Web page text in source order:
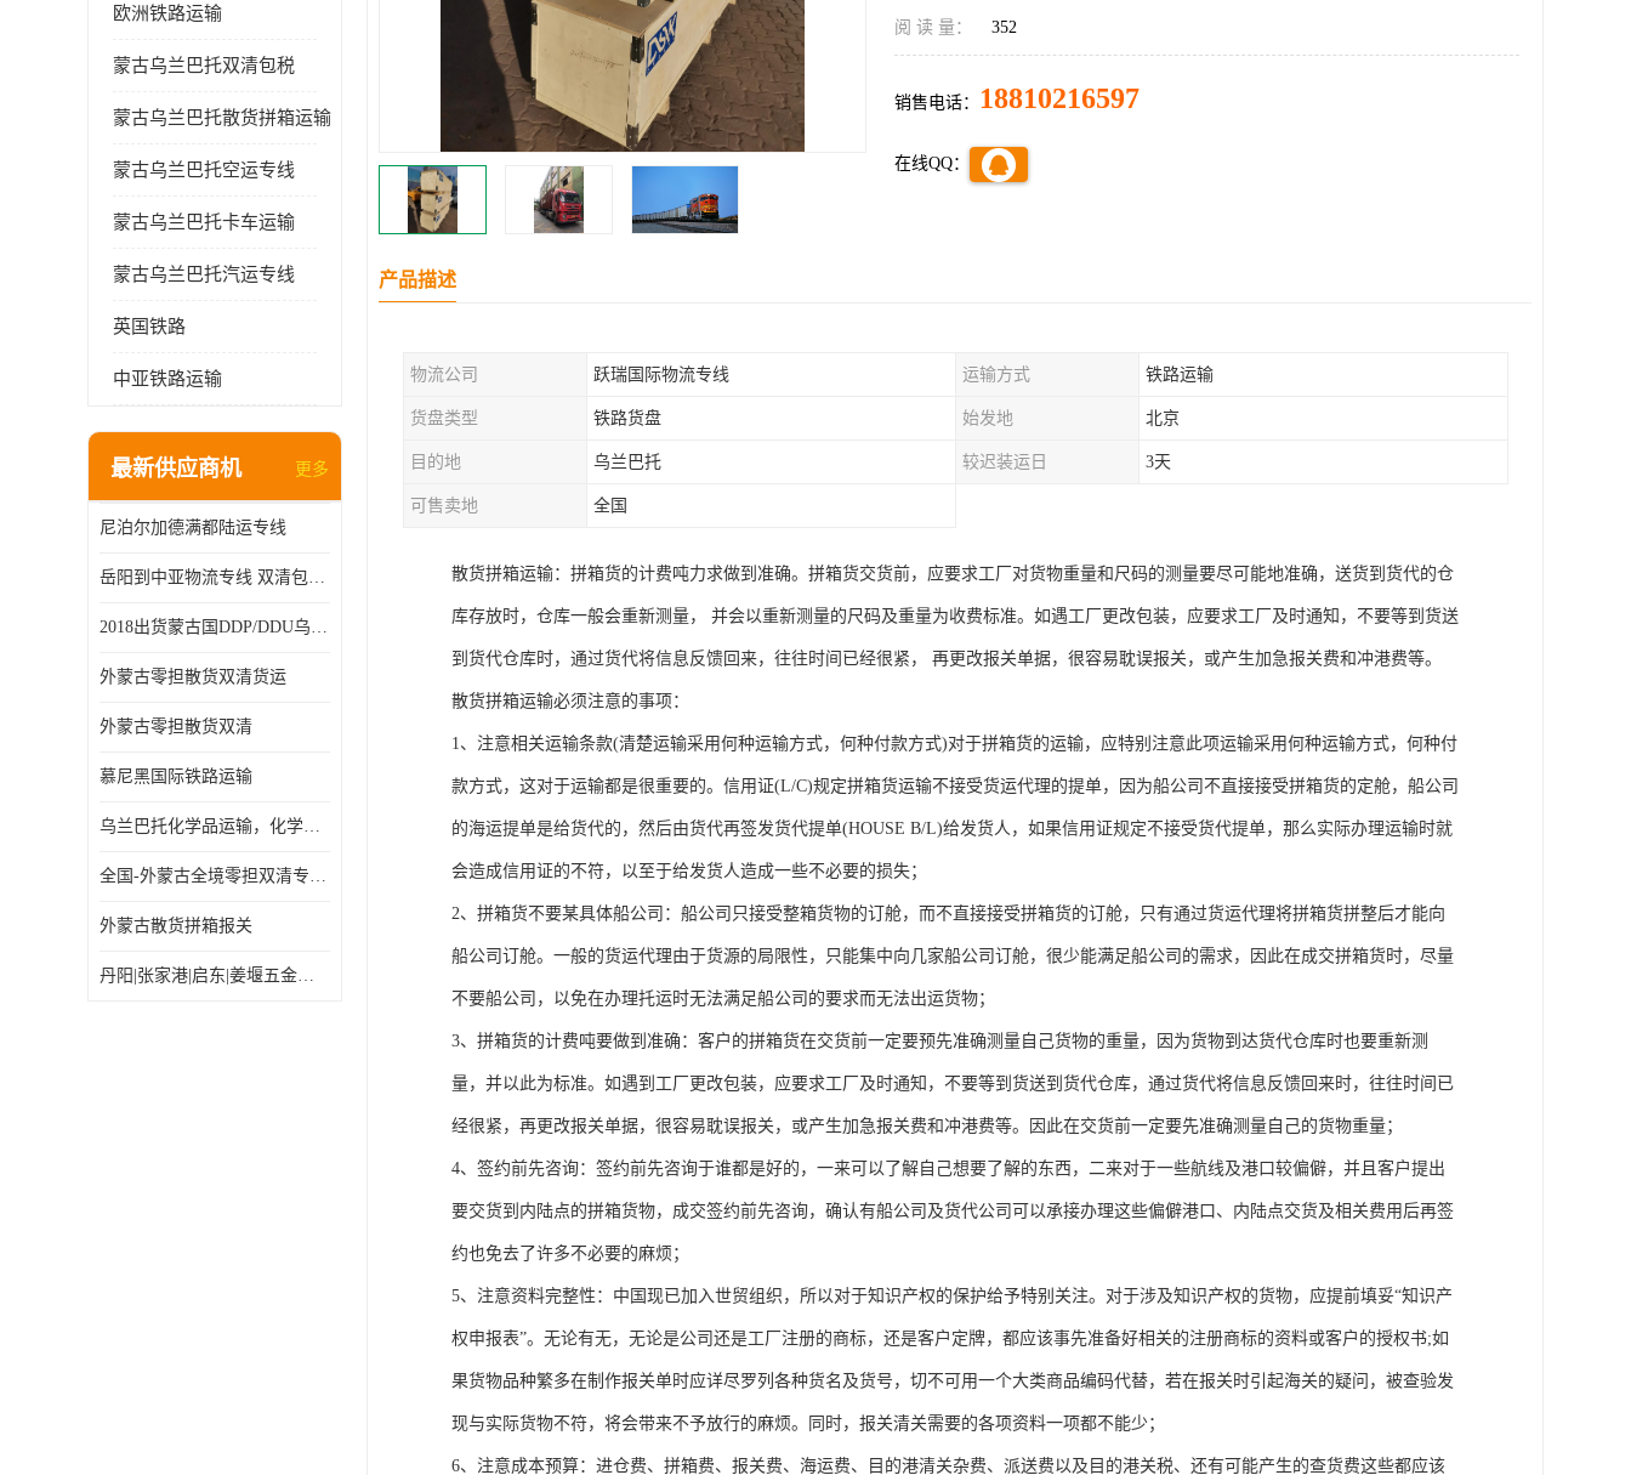
欧洲铁路运输
蒙古乌兰巴托双清包税
蒙古乌兰巴托散货拼箱运输
蒙古乌兰巴托空运专线
蒙古乌兰巴托卡车运输
蒙古乌兰巴托汽运专线
英国铁路
中亚铁路运输
最新供应商机 更多
尼泊尔加德满都陆运专线
岳阳到中亚物流专线 双清包税 一站服务
2018出货蒙古国DDP/DDU乌兰巴托双清国际物流专线
外蒙古零担散货双清货运
外蒙古零担散货双清
慕尼黑国际铁路运输
乌兰巴托化学品运输，化学品怎么运到乌兰巴托
全国-外蒙古全境零担双清专线/外蒙古DDP双清
外蒙古散货拼箱报关
丹阳|张家港|启东|姜堰五金机电工具出口乌兰巴托怎么运输较划算
阅 读 量： 352
销售电话： 18810216597
在线QQ：
产品描述
物流公司 跃瑞国际物流专线 运输方式 铁路运输
货盘类型 铁路货盘 始发地 北京
目的地 乌兰巴托 较迟装运日 3天
可售卖地 全国
散货拼箱运输：拼箱货的计费吨力求做到准确。拼箱货交货前，应要求工厂对货物重量和尺码的测量要尽可能地准确，送货到货代的仓
库存放时，仓库一般会重新测量， 并会以重新测量的尺码及重量为收费标准。如遇工厂更改包装，应要求工厂及时通知，不要等到货送
到货代仓库时，通过货代将信息反馈回来，往往时间已经很紧， 再更改报关单据，很容易耽误报关，或产生加急报关费和冲港费等。
散货拼箱运输必须注意的事项：
1、注意相关运输条款(清楚运输采用何种运输方式，何种付款方式)对于拼箱货的运输，应特别注意此项运输采用何种运输方式，何种付
款方式，这对于运输都是很重要的。信用证(L/C)规定拼箱货运输不接受货运代理的提单，因为船公司不直接接受拼箱货的定舱，船公司
的海运提单是给货代的，然后由货代再签发货代提单(HOUSE B/L)给发货人，如果信用证规定不接受货代提单，那么实际办理运输时就
会造成信用证的不符，以至于给发货人造成一些不必要的损失；
2、拼箱货不要某具体船公司：船公司只接受整箱货物的订舱，而不直接接受拼箱货的订舱，只有通过货运代理将拼箱货拼整后才能向
船公司订舱。一般的货运代理由于货源的局限性，只能集中向几家船公司订舱，很少能满足船公司的需求，因此在成交拼箱货时，尽量
不要船公司，以免在办理托运时无法满足船公司的要求而无法出运货物；
3、拼箱货的计费吨要做到准确：客户的拼箱货在交货前一定要预先准确测量自己货物的重量，因为货物到达货代仓库时也要重新测
量，并以此为标准。如遇到工厂更改包装，应要求工厂及时通知，不要等到货送到货代仓库，通过货代将信息反馈回来时，往往时间已
经很紧，再更改报关单据，很容易耽误报关，或产生加急报关费和冲港费等。因此在交货前一定要先准确测量自己的货物重量；
4、签约前先咨询：签约前先咨询于谁都是好的，一来可以了解自己想要了解的东西，二来对于一些航线及港口较偏僻，并且客户提出
要交货到内陆点的拼箱货物，成交签约前先咨询，确认有船公司及货代公司可以承接办理这些偏僻港口、内陆点交货及相关费用后再签
约也免去了许多不必要的麻烦；
5、注意资料完整性：中国现已加入世贸组织，所以对于知识产权的保护给予特别关注。对于涉及知识产权的货物，应提前填妥“知识产
权申报表”。无论有无，无论是公司还是工厂注册的商标，还是客户定牌，都应该事先准备好相关的注册商标的资料或客户的授权书;如
果货物品种繁多在制作报关单时应详尽罗列各种货名及货号，切不可用一个大类商品编码代替，若在报关时引起海关的疑问，被查验发
现与实际货物不符，将会带来不予放行的麻烦。同时，报关清关需要的各项资料一项都不能少；
6、注意成本预算：进仓费、拼箱费、报关费、海运费、目的港清关杂费、派送费以及目的港关税、还有可能产生的查货费这些都应该